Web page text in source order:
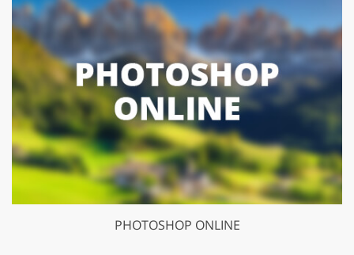
PHOTOSHOP ONLINE